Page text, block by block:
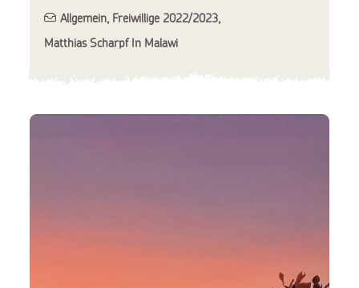
Allgemein, Freiwillige 2022/2023,
Matthias Scharpf In Malawi